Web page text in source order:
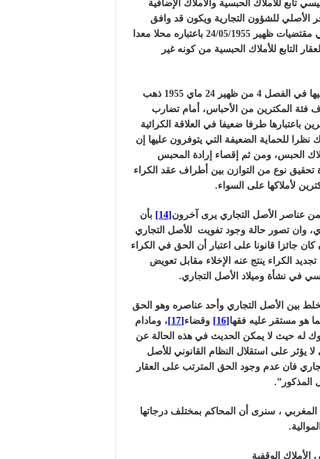
تابع للأملاك الحبسية والأملاك الإضافية
الأصلي للشؤون التجارية ويكون قد وافق
كتابة على ذلك، فهل تطبق على هذا المخزن أو المحل الإضافي مقتضيات ظهير 24/05/1955 باعتباره محلا معدا
التابع للأملاك الحبسية من كونه غير
وسيرا في نفس الاتجاه المعارض للمقتضيات المنصوص عليها في الفصل 4 من ظهير 24 ماي 1955 ذهب
فئة المكترين من الأحباس، أمام تضارب
باعتبارها طرفا ضعيفا في العلاقة الكرائية
نظرا للحماية الضعيفة التي يتوفرون عليها إن
الحبس، ومن ثم إقصاء إرادة المحبس
نوع من التوازن بين أطراف عقد الكراء
لأملاكها على السواء.
عناصر الأصل التجاري يرى آخرون [14]
بأن
وان تصور حالة وجود تفويت للأصل التجاري
جائزا قانونا على اعتبار أن الحق في الكراء
الكراء ينتج عنه الإخلاء مقابل تعويض
في نشأة وميلاد الأصل التجاري.
بين الأصل التجاري وأحد عناصره وهو الحق
هو مستقر عليه فقها [16] وقضاء [17]
، ومادام
له حيث لا يمكن الحديث في هذه الحالة عن
يؤثر على استقلال النظام القانوني للأصل
فان عدم وجود الحق المترتب على العقار
المذكور”.
، سنرى أن المحاكم بمختلف درجاتها
الوقفية